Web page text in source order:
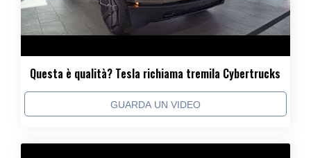
Questa è qualità? Tesla richiama tremila Cybertrucks
GUARDA UN VIDEO